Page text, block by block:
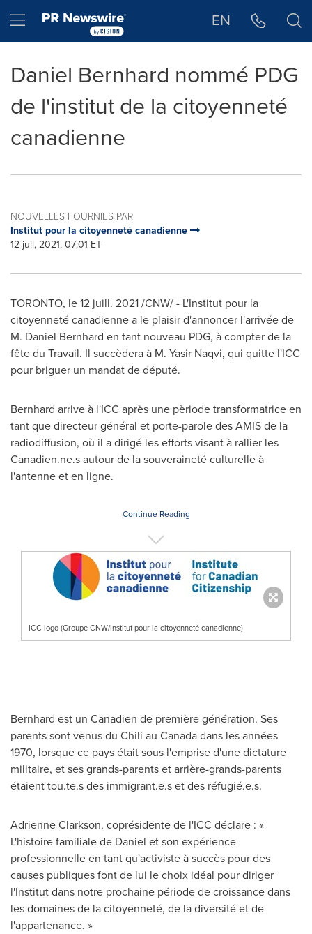
Hamburger menu EN
Daniel Bernhard nommé PDG
de l'institut de la citoyenneté
canadienne
NOUVELLES FOURNIES PAR
Institut pour la citoyenneté canadienne
12 juil, 2021, 07:01 ET
TORONTO, le 12 juill. 2021 /CNW/ - L'Institut pour la
citoyenneté canadienne a le plaisir d'annoncer l'arrivée de
M. Daniel Bernhard en tant nouveau PDG, à compter de la
fête du Travail. Il succèdera à M. Yasir Naqvi, qui quitte l'ICC
pour briguer un mandat de député.
Bernhard arrive à l'ICC après une pèriode transformatrice en
tant que directeur général et porte-parole desAMIS de la
radiodiffusion, où il a dirigé les efforts visant à rallier les
Canadien.ne.s autour de la souveraineté culturelle à
l'antenne et en ligne.
Continue Reading
ICC logo (Groupe CNW/Institut pour la citoyenneté canadienne)
Bernhard est un Canadien de première génération. Ses
parents sont venus du Chili au Canadadans les années
1970, lorsque ce pays était sous l'emprise d'une dictature
militaire, et ses grands-parents et arrière-grands-parents
étaient tou.te.s des immigrant.e.s et des réfugié.e.s.
Adrienne Clarkson, coprésidente de l'ICC déclare : «
L'histoire familiale de Daniel et son expérience
professionnelle en tant qu'activiste à succès pour des
causes publiques font de lui le choix idéal pour diriger
l'Institut dans notre prochaine période de croissance dans
les domaines de la citoyenneté, de la diversité et de
l'appartenance. »